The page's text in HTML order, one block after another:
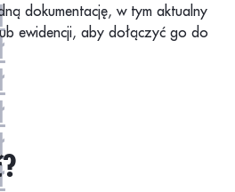
dokumentację, w tym aktualny
ewidencji, aby dołączyć go do